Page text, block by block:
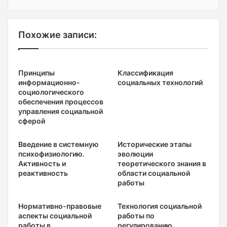
Похожие записи:
Принципы
информационно-
социологического
обеспечения процессов
управления социальной
сферой
Классификация
социальных технологий
Введение в системную
психофизиологию.
Активность и
реактивность
Исторические этапы
эволюции
теоретического знания в
области социальной
работы
Нормативно-правовые
аспекты социальной
работы в
Технология социальной
работы по
регулированию